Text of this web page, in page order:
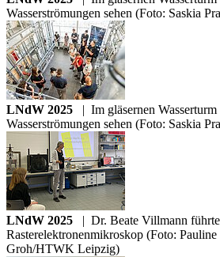
Wasserströmungen sehen (Foto: Saskia
LNdW 2025 | Im gläsernen
Wasserströmungen sehen (Foto: Saskia
LNdW 2025 | Dr. Beate Villmann
Rasterelektronenmikroskop (Foto:
Groh/HTWK Leipzig)